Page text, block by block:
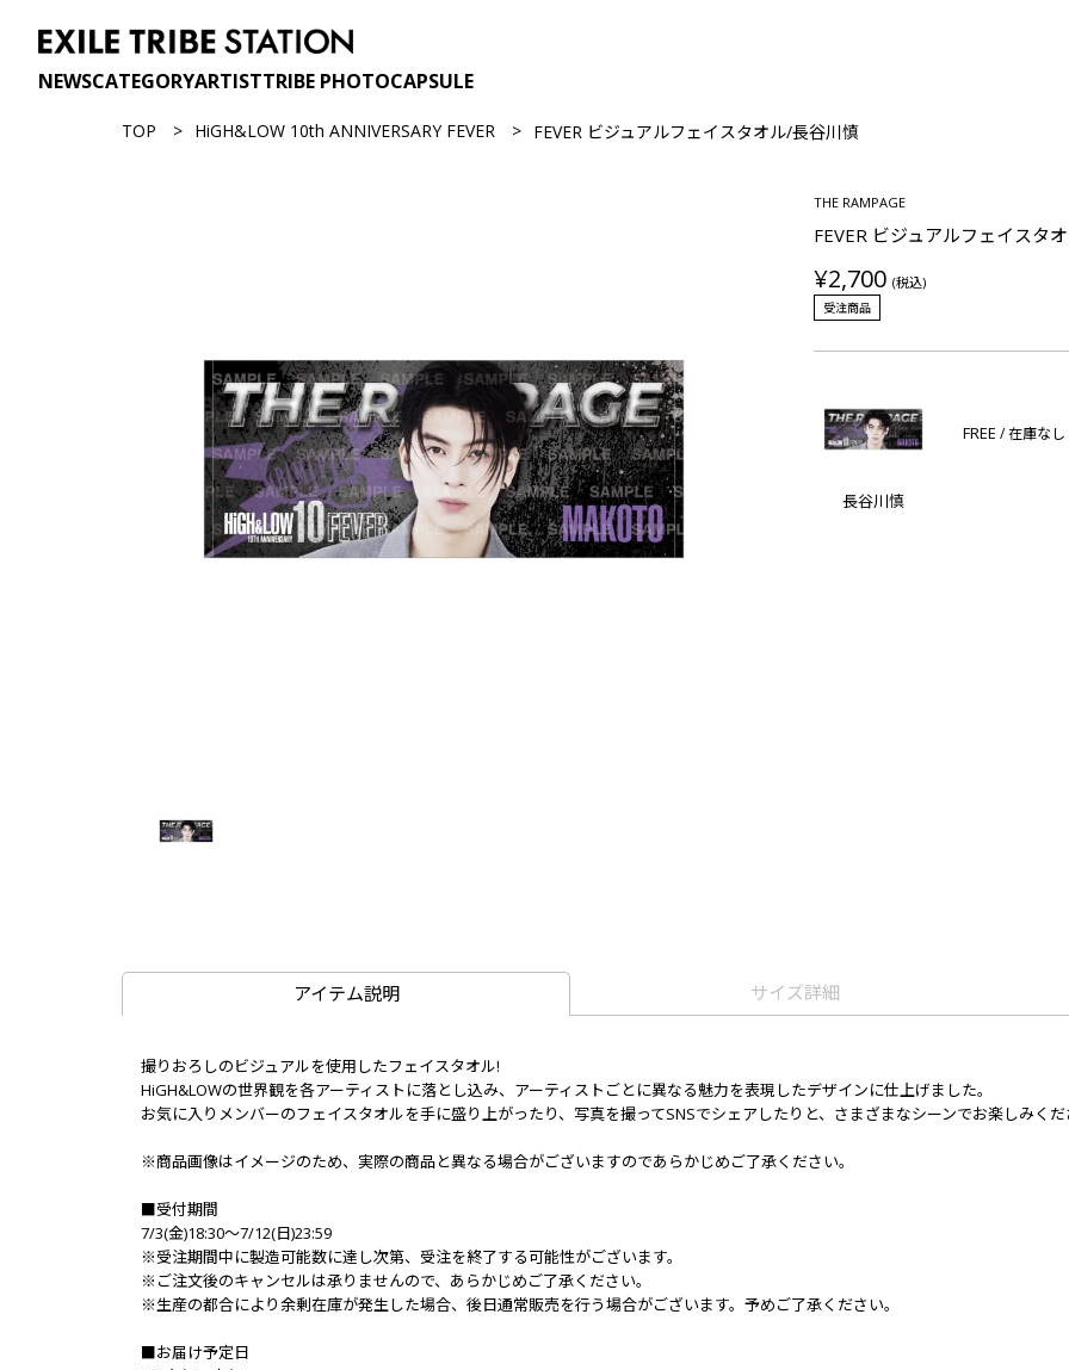
NEWSCATEGORYARTISTTRIBE PHOTOCAPSULE
TOP HiGH&LOW 10th ANNIVERSARY FEVER FEVER ビジュアルフェイスタオル/長谷川慎
THE RAMPAGE
FEVER ビジュアルフェイスタ
¥2,700 (税込)
受注商品
長谷川慎
FREE / 在庫なし
アイテム説明 サイズ詳細
撮りおろしのビジュアルを使用したフェイスタオル!
HiGH&LOWの世界観を各アーティストに落とし込み、アーティストごとに異なる魅力を表現したデザインに仕上げました。
お気に入りメンバーのフェイスタオルを手に盛り上がったり、写真を撮ってSNSでシェアしたりと、さまざまなシーンでお楽しみくだ
※商品画像はイメージのため、実際の商品と異なる場合がございますのであらかじめご了承ください。
■受付期間
7/3(金)18:30～7/12(日)23:59
※受注期間中に製造可能数に達し次第、受注を終了する可能性がございます。
※ご注文後のキャンセルは承りませんので、あらかじめご了承ください。
※生産の都合により余剰在庫が発生した場合、後日通常販売を行う場合がございます。予めご了承ください。
■お届け予定日